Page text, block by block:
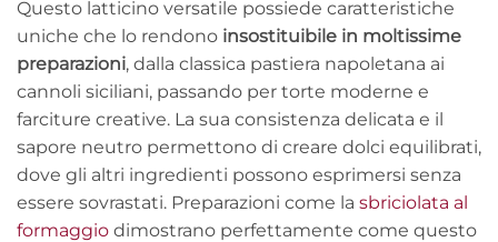
Questo latticino versatile possiede caratteristiche
uniche che lo rendono insostituibile in moltissime
preparazioni, dalla classica pastiera napoletana ai
cannoli siciliani, passando per torte moderne e
farciture creative. La sua consistenza delicata e il
sapore neutro permettono di creare dolci equilibrati,
dove gli altri ingredienti possono esprimersi senza
essere sovrastati. Preparazioni come la sbriciolata al
formaggio dimostrano perfettamente come questo